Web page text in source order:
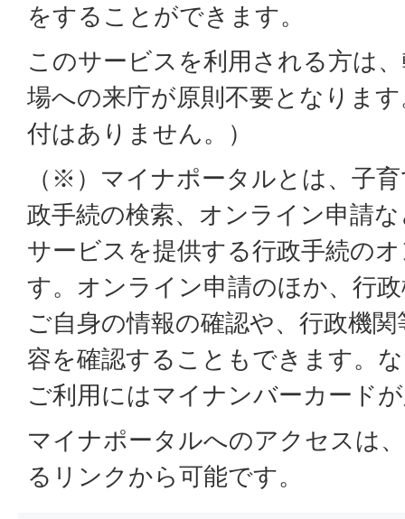
をすることができます。
このサービスを利用される方は
場への来庁が原則不要となりま
付はありません。）
（※）マイナポータルとは、子
政手続の検索、オンライン申請
サービスを提供する行政手続の
す。オンライン申請のほか、行
ご自身の情報の確認や、行政機
容を確認することもできます。
ご利用にはマイナンバーカード
マイナポータルへのアクセスは
るリンクから可能です。